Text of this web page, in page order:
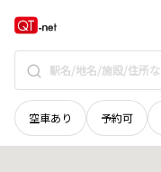
空車あり 予約可
鳥取県